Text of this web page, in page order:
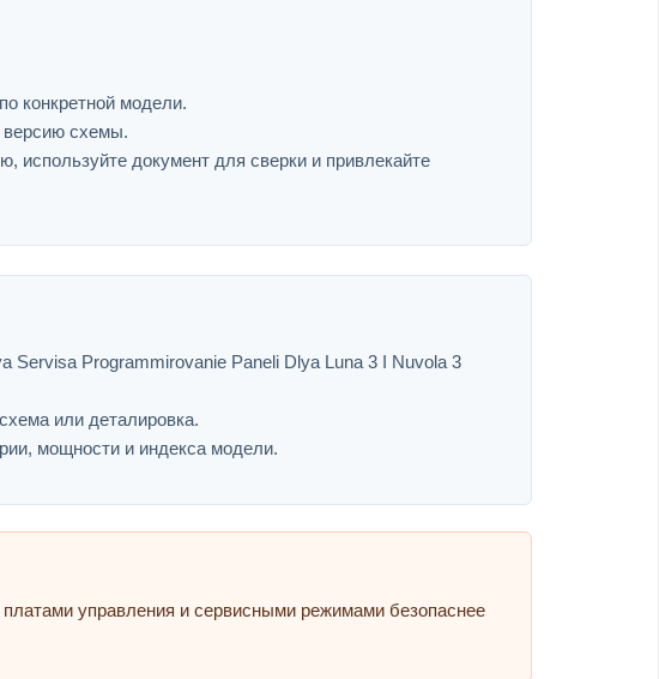
конкретной модели.
версию схемы.
используйте документ для сверки и привлекайте
Servisa Programmirovanie Paneli Dlya Luna 3 I Nuvola 3
или деталировка.
мощности и индекса модели.
управления и сервисными режимами безопаснее